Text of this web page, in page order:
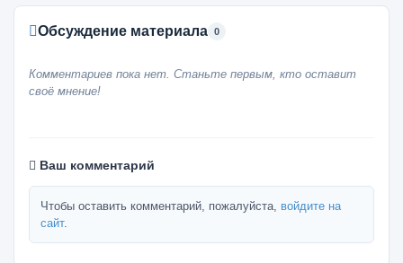
Обсуждение материала 0
Комментариев пока нет. Станьте первым, кто оставит
своё мнение!
Ваш комментарий
Чтобы оставить комментарий, пожалуйста, войдите на
сайт.